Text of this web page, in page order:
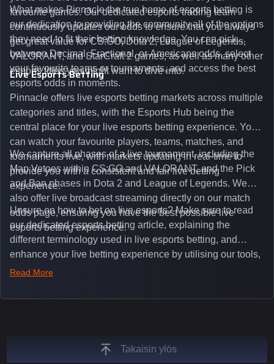
favourite games. Our dedicated esports trading team
continuously updates our odds to ensure that you always
get great value for CS:GO, Dota 2, League of Legends,
VALORANT, and StarCraft 2 games, as well as many other
esports titles you might want to dive into.
What makes Pinnacle the true home of esports betting is
our dedication to providing the community all of the options
they need to fit their betting knowledge. You can pick
between Decimal, Fractional, or Americans odds, select
your favourite teams or tournaments, and access the best
esports odds in moments.
Live Esports Betting
Pinnacle offers live esports betting markets across multiple
categories and titles, with the Esports Hub being the
central place for your live esports betting experience. You
can watch your favourite players, teams, matches, and
tournaments live, with markets updating in real-time to
provide you with a consistent and fair live betting
experience.
We capture all phases of a live tournament, including the
Map Vetoes within CS:GO and VALORANT, and the Pick
and Ban phases in Dota 2 and League of Legends. We
also offer live broadcast streaming directly on our match
odds page, ensuring you have the best possible live
esports betting experience.
Unsure on how to bet on live esports? Make sure to read
our dedicated esports betting article, explaining the
different terminology used in live esports betting, and
enhance your live betting experience by utilising our tools,
such as integrated live broadcasts, match and round
unique insights on the latest esports events.
Read More
Takaisin ylös